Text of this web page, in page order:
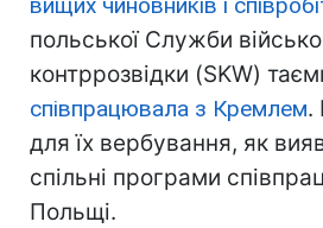
вищих чиновників і
польської Служби
контррозвідки (SKW)
співпрацювала з Кремлем.
для їх вербування, як
спільні програми
Польщі.